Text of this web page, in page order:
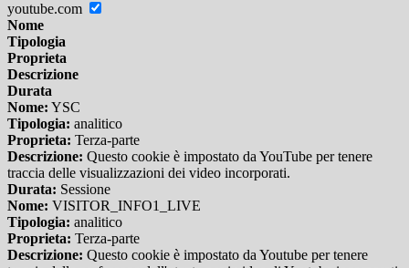
youtube.com
Nome
Tipologia
Proprieta
Descrizione
Durata
Nome: YSC
Tipologia: analitico
Proprieta: Terza-parte
Descrizione: Questo cookie è impostato da YouTube per tenere
traccia delle visualizzazioni dei video incorporati.
Durata: Sessione
Nome: VISITOR_INFO1_LIVE
Tipologia: analitico
Proprieta: Terza-parte
Descrizione: Questo cookie è impostato da Youtube per tenere